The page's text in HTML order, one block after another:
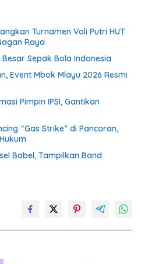
Turnamen Voli Putri HUT
Raya
Sepak Bola Indonesia
Event Mbok Mlayu 2026 Resmi
Pimpin IPSI, Gantikan
“Gas Strike” di Pancoran,
Babel, Tampilkan Band